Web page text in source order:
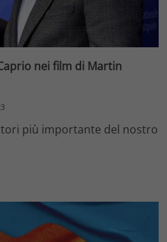
nei film di Martin
più importante del nostro